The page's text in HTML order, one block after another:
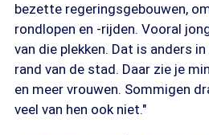
bezette regeringsgebouwen,
rondlopen en -rijden. Vooral
van die plekken. Dat is anders
rand van de stad. Daar zie je
en meer vrouwen. Sommigen
veel van hen ook niet."